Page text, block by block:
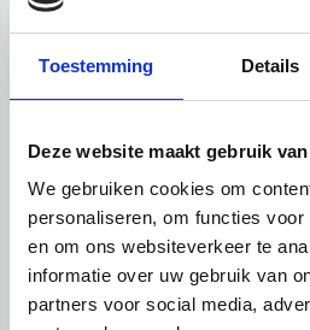
Toestemming Details
Deze website maakt gebruik
We gebruiken cookies om
personaliseren, om functies
en om ons websiteverkeer te
informatie over uw gebruik van
partners voor social media,
Tips
Tip 1:
Schrijf een duidelijke
informatie mee:
Ben je student, werkachtig of